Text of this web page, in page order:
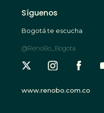
Síguenos
Bogotá te escucha
@RenoBo_Bogota
www.renobo.com.co